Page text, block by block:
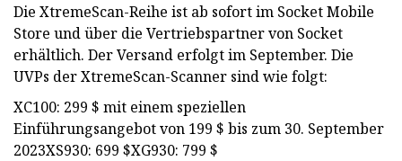
Die XtremeScan-Reihe ist ab sofort im Socket Mobile
Store und über die Vertriebspartner von Socket
erhältlich. Der Versand erfolgt im September. Die
UVPs der XtremeScan-Scanner sind wie folgt:
XC100: 299 $ mit einem speziellen
Einführungsangebot von 199 $ bis zum 30. September
2023XS930: 699 $XG930: 799 $